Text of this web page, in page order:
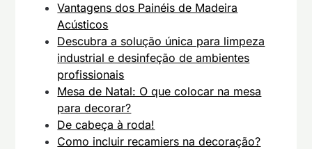
Vantagens dos Painéis de Madeira
Acústicos
Descubra a solução única para limpeza
industrial e desinfeção de ambientes
profissionais
Mesa de Natal: O que colocar na mesa
para decorar?
De cabeça à roda!
Como incluir recamiers na decoração?